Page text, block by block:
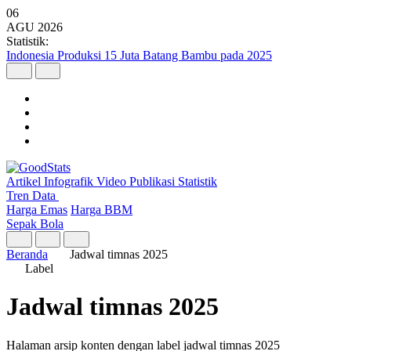
06
AGU 2026
Statistik:
Indonesia Produksi 15 Juta Batang Bambu pada 2025
Artikel Infografik Video Publikasi Statistik
Tren Data
Harga Emas Harga BBM
Sepak Bola
Beranda
Jadwal timnas 2025
Label
Jadwal timnas 2025
Halaman arsip konten dengan label jadwal timnas 2025